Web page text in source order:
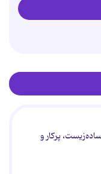
پرکار و